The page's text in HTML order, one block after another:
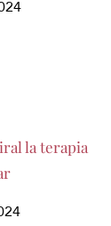
la terapia